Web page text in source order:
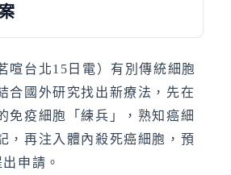
喧台北15日電）有別傳統細胞
合國外研究找出新療法，先在
免疫細胞「練兵」，熟知癌細
，再注入體內殺死癌細胞，預
申請。